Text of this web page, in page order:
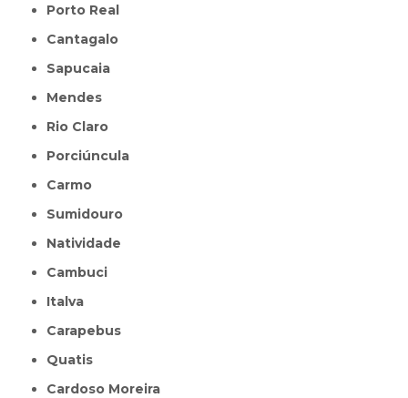
Porto Real
Cantagalo
Sapucaia
Mendes
Rio Claro
Porciúncula
Carmo
Sumidouro
Natividade
Cambuci
Italva
Carapebus
Quatis
Cardoso Moreira